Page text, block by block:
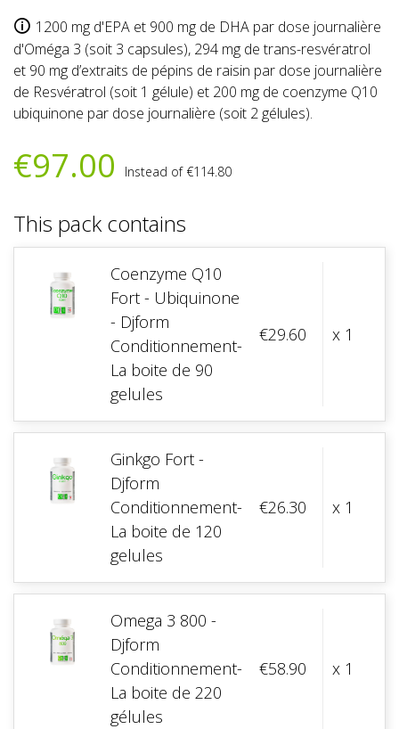
1200 mg d'EPA et 900 mg de DHA par dose journalière
d'Oméga 3 (soit 3 capsules), 294 mg de trans-resvératrol
et 90 mg d’extraits de pépins de raisin par dose journalière
de Resvératrol (soit 1 gélule) et 200 mg de coenzyme Q10
ubiquinone par dose journalière (soit 2 gélules).
€97.00 Instead of €114.80
This pack contains
Coenzyme Q10
Fort - Ubiquinone
- Djform
Conditionnement-
La boite de 90
gelules
€29.60 x 1
Ginkgo Fort -
Djform
Conditionnement-
La boite de 120
gelules
€26.30 x 1
Omega 3 800 -
Djform
Conditionnement-
La boite de 220
gélules
€58.90 x 1